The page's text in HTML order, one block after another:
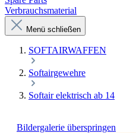
Verbrauchsmaterial
Menü schließen
SOFTAIRWAFFEN
Softairgewehre
Softair elektrisch ab 14
Bildergalerie überspringen